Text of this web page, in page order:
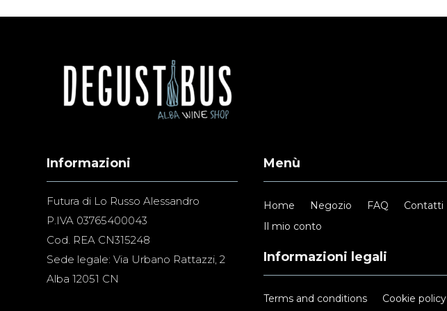
Informazioni
Futura di Lo Russo Alessandro
P.IVA 03765400043
Cod. REA CN315248
Sede legale: Via Urbano Rattazzi, 2
Alba 12051 CN
Menù
Home Negozio FAQ
Contatti
Il mio conto
Informazioni legali
Terms and conditions Cookie policy